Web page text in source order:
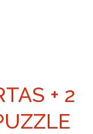
+ 2